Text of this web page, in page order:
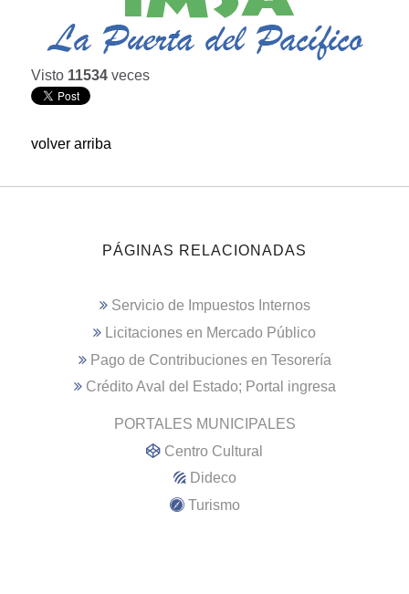
Visto 11534 veces
volver arriba
PÁGINAS RELACIONADAS
Servicio de Impuestos Internos
Licitaciones en Mercado Público
Pago de Contribuciones en Tesorería
Crédito Aval del Estado; Portal ingresa
PORTALES MUNICIPALES
Centro Cultural
Dideco
Turismo